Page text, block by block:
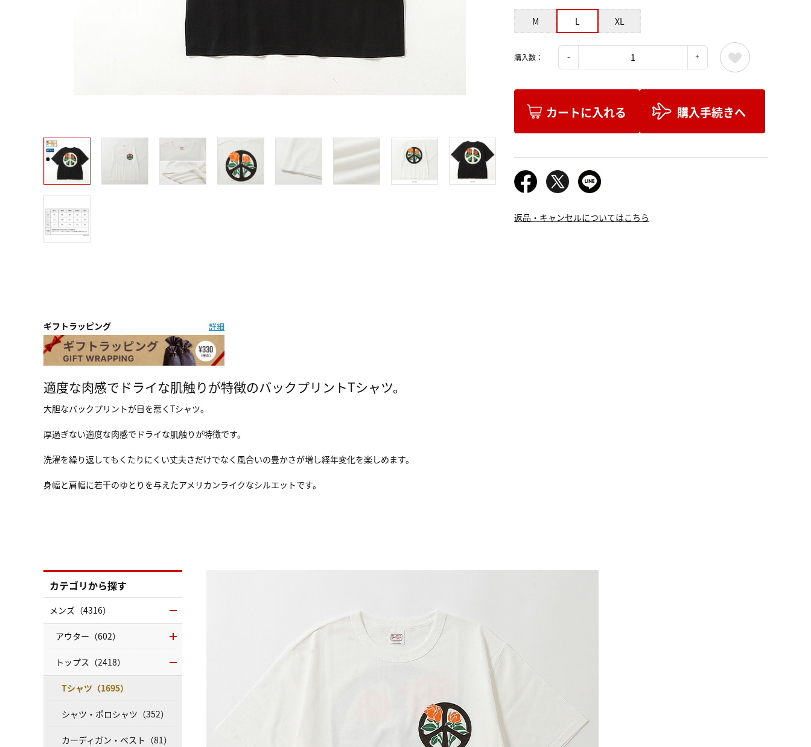
M L XL
購入数：
カートに入れる 購入手続きへ
返品・キャンセルについてはこちら
ギフトラッピング 詳細
適度な肉感でドライな肌触りが特徴のバックプリントTシャツ。
大胆なバックプリントが目を惹くTシャツ。
厚過ぎない適度な肉感でドライな肌触りが特徴です。
洗濯を繰り返してもくたりにくい丈夫さだけでなく風合いの豊かさが増し経年変化を楽しめます。
身幅と肩幅に若干のゆとりを与えたアメリカンライクなシルエットです。
カテゴリから探す
メンズ（4316）
アウター（602）
トップス（2418）
Tシャツ（1695）
シャツ・ポロシャツ（352）
カーディガン・ベスト（81）